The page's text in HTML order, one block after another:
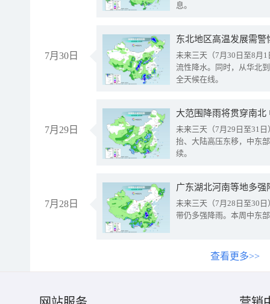
息。
7月30日
东北地区高温发展需
未来三天（7月30日至8月
流性降水。同时，从华北
全天候在线。
7月29日
大范围降雨将贯穿南
未来三天（7月29日至31
抬、大陆高压东移，中东
续。
7月28日
广东湖北河南等地多
未来三天（7月28日至30
带仍多强降雨。本周中东
查看更多>>